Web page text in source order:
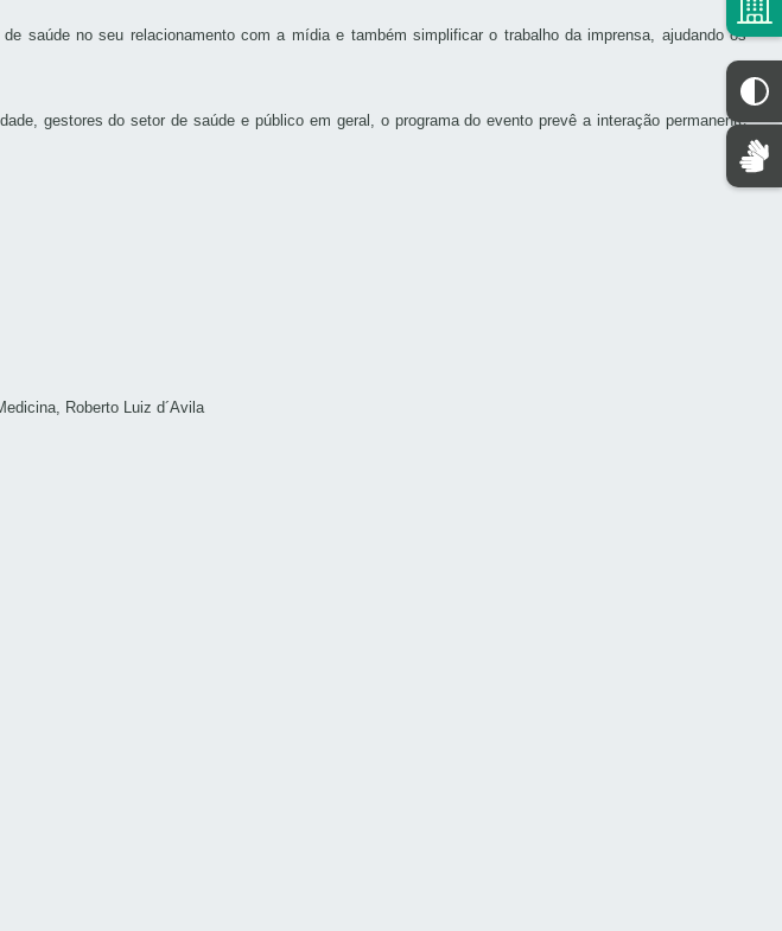
saúde no seu relacionamento com a mídia e também simplificar o trabalho da imprensa, ajudando os
gestores do setor de saúde e público em geral, o programa do evento prevê a interação permanente
Roberto Luiz d´Avila